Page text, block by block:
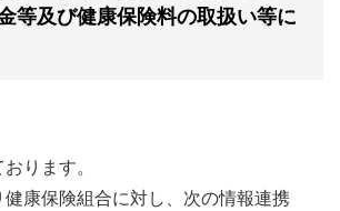
等及び健康保険料の取扱い等に
ります。
康保険組合に対し、次の情報連携